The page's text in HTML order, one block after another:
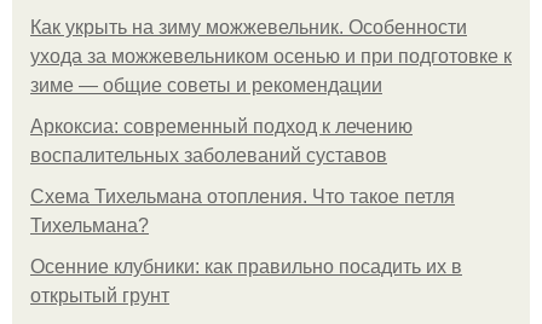
Как укрыть на зиму можжевельник. Особенности
ухода за можжевельником осенью и при подготовке к
зиме — общие советы и рекомендации
Аркоксиа: современный подход к лечению
воспалительных заболеваний суставов
Схема Тихельмана отопления. Что такое петля
Тихельмана?
Осенние клубники: как правильно посадить их в
открытый грунт